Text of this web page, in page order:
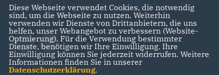
Unser Stadtteil Roxel braucht eine starke Vertretung! Wir
kümmern uns darum!
Diese Webseite verwendet Cookies, die notwendig
sind, um die Webseite zu nutzen. Weiterhin
verwenden wir Dienste von Drittanbietern, die uns
helfen, unser Webangebot zu verbessern (Website-
Optmierung). Für die Verwendung bestimmter
Dienste, benötigen wir Ihre Einwilligung. Ihre
Einwilligung können Sie jederzeit widerrufen. Weitere
Informationen finden Sie in unserer
Datenschutzerklärung.